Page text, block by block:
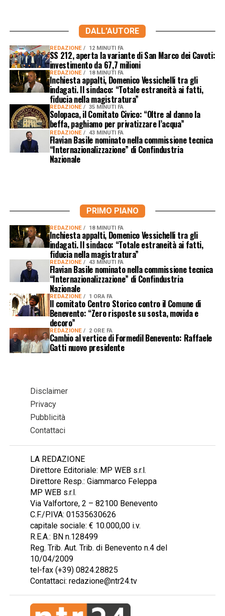
DALL'AUTORE
REDAZIONE 12 MINUTI FA
SS 212, aperta la variante di San Marco dei Cavoti:
investimento da 67,7 milioni
REDAZIONE 18 MINUTI FA
Inchiesta appalti, Domenico Vessichelli tra gli
indagati. Il sindaco: “Totale estraneità ai fatti,
fiducia nella magistratura”
REDAZIONE 35 MINUTI FA
Solopaca, il Comitato Civico: “Oltre al danno la
beffa, paghiamo per privatizzare l’acqua”
REDAZIONE 43 MINUTI FA
Flavian Basile nominato nella commissione tecnica
“Internazionalizzazione” di Confindustria
Nazionale
PRIMO PIANO
REDAZIONE 18 MINUTI FA
Inchiesta appalti, Domenico Vessichelli tra gli
indagati. Il sindaco: “Totale estraneità ai fatti,
fiducia nella magistratura”
REDAZIONE 43 MINUTI FA
Flavian Basile nominato nella commissione tecnica
“Internazionalizzazione” di Confindustria
Nazionale
REDAZIONE 1 ORA FA
Il comitato Centro Storico contro il Comune di
Benevento: “Zero risposte su sosta, movida e
decoro”
REDAZIONE 2 ORE FA
Cambio al vertice di Formedil Benevento: Raffaele
Gatti nuovo presidente
Disclaimer
Privacy
Pubblicità
Contattaci
LA REDAZIONE
Direttore Editoriale: MP WEB s.r.l.
Direttore Resp.: Giammarco Feleppa
MP WEB s.r.l.
Via Valfortore, 2 – 82100 Benevento
C.F./P.IVA: 01535630626
capitale sociale: € 10.000,00 i.v.
R.E.A.: BN n.128499
Reg. Trib. Aut. Trib. di Benevento n.4 del
10/04/2009
tel-fax (+39) 0824.28825
Contattaci: redazione@ntr24.tv